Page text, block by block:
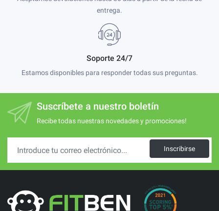
entrega.
Soporte 24/7
Estamos disponibles para responder todas sus preguntas.
Suscríbete a nuestro boletín
Recibe todas nuestras novedades y promociones!
Inscribirse